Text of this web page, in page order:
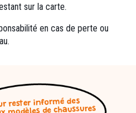
sur la carte.
en cas de perte ou